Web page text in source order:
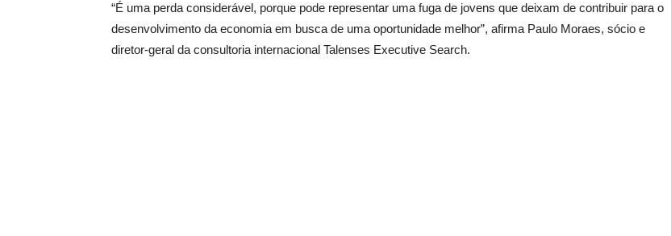
“É uma perda considerável, porque pode representar uma fuga de jovens que deixam de contribuir para o
desenvolvimento da economia em busca de uma oportunidade melhor”, afirma Paulo Moraes, sócio e
diretor-geral da consultoria internacional Talenses Executive Search.